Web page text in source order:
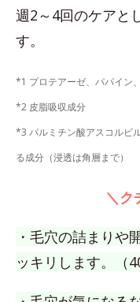
週2～4回のケアと
す。
*1 プロテアーゼ、パパイン
*2 皮脂吸収成分
*3 パルミチン酸アスコルビ
る成分（浸透は角層まで）
＼ク
・毛穴の詰まりや
ッキリします。（